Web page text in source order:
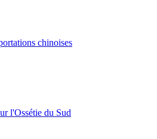
chinoises
l'Ossétie du Sud